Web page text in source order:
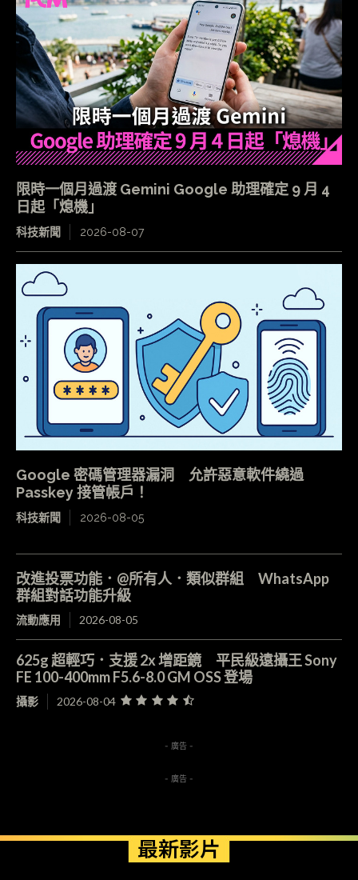
限時一個月過渡 Gemini Google 助理確定 9 月 4
日起「熄機」
科技新聞 2026-08-07
Google 密碼管理器漏洞 允許惡意軟件繞過
Passkey 接管帳戶！
科技新聞 2026-08-05
改進投票功能．@所有人．類似群組 WhatsApp
群組對話功能升級
流動應用 2026-08-05
625g 超輕巧．支援 2x 增距鏡 平民級遠攝王 Sony
FE 100-400mm F5.6-8.0 GM OSS 登場
攝影 2026-08-04
- 廣告 -
- 廣告 -
最新影片